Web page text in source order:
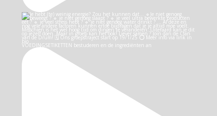
VOEDINGSETIKETTEN bestuderen en de ingrediënten an